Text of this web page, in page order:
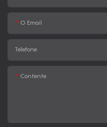
O Email
Telefone
Contente